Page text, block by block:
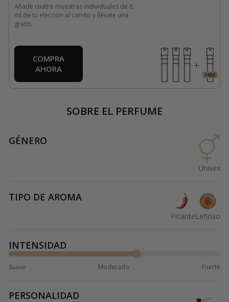
Añade cuatro muestras individuales de 8
ml de tu elección al carrito y llévate una
gratis.
COMPRA
AHORA
SOBRE EL PERFUME
GÉNERO
Unisex
TIPO DE AROMA
PicanteLeñoso
INTENSIDAD
Suave Moderado Fuerte
PERSONALIDAD